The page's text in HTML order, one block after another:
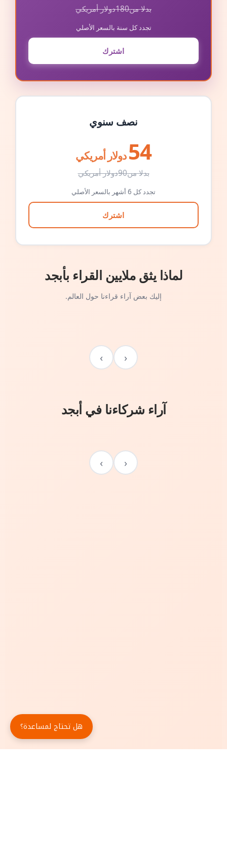
بدلا من180دولار أمريكي
تجدد كل سنة بالسعر الأصلي
اشترك
نصف سنوي
54 دولار أمريكي
بدلا من90دولار أمريكي
تجدد كل 6 أشهر بالسعر الأصلي
اشترك
لماذا يثق ملايين القراء بأبجد
إليك بعض آراء قراءنا حول العالم.
‹
›
آراء شركاءنا في أبجد
‹
›
هل تحتاج لمساعدة؟